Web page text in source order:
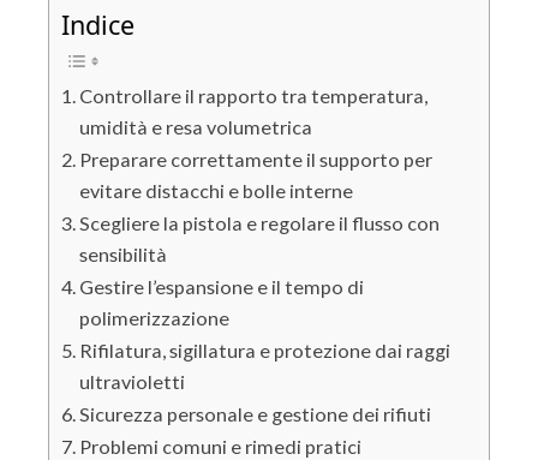
Indice
Controllare il rapporto tra temperatura,
umidità e resa volumetrica
Preparare correttamente il supporto per
evitare distacchi e bolle interne
Scegliere la pistola e regolare il flusso con
sensibilità
Gestire l’espansione e il tempo di
polimerizzazione
Rifilatura, sigillatura e protezione dai raggi
ultravioletti
Sicurezza personale e gestione dei rifiuti
Problemi comuni e rimedi pratici